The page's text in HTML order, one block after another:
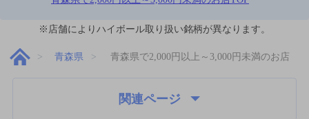
※店舗によりハイボール取り扱い銘柄が異なります。
青森県 青森県で2,000円以上～3,000円未満のお店
関連ページ